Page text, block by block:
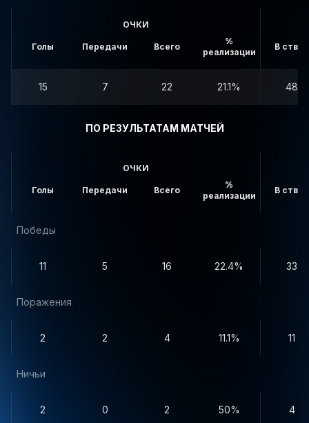
ОЧКИ
Голы Передачи Всего
%
реализации
В створ
15 7 22 21.1% 48
ПО РЕЗУЛЬТАТАМ МАТЧЕЙ
ОЧКИ
Голы Передачи Всего
%
реализации
В створ
Победы
11 5 16 22.4% 33
Поражения
2 2 4 11.1% 11
Ничьи
2 0 2 50% 4